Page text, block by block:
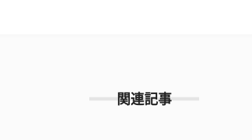
関連記事